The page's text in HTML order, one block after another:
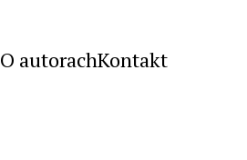
O autorachKontakt